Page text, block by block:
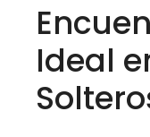
Ideal